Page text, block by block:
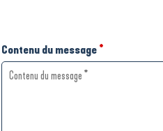
Contenu du message *